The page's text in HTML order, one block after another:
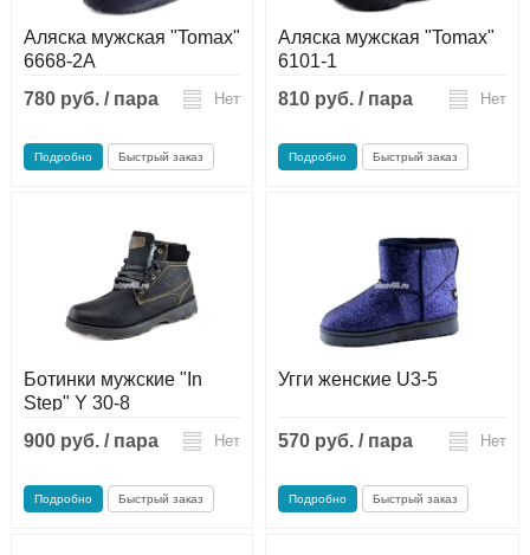
Аляска мужская "Tomax"
6668-2A
780 руб. / пара
Нет
Подробно Быстрый заказ
Аляска мужская "Tomax"
6101-1
810 руб. / пара
Нет
Подробно Быстрый заказ
Ботинки мужские "In
Step" Y 30-8
900 руб. / пара
Нет
Подробно Быстрый заказ
Угги женские U3-5
570 руб. / пара Нет
Подробно Быстрый заказ